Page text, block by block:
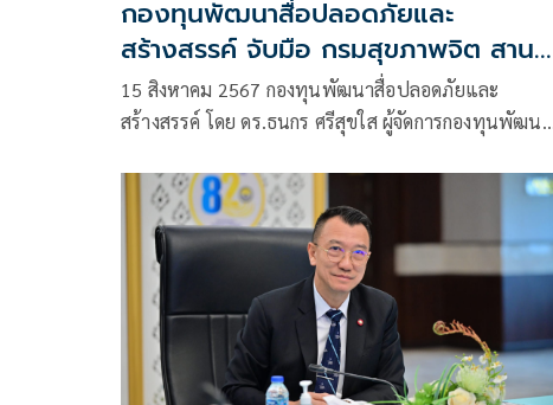
กองทุนพัฒนาสื่อปลอดภัยและ
สร้างสรรค์ จับมือ กรมสุขภาพจิต สาน
พลัง สร้างสรรค์สื่อ เพื่อส่งเสริมสุขภาพ
จิตสู่สังคม
15 สิงหาคม 2567 กองทุนพัฒนาสื่อปลอดภัยและ
สร้างสรรค์ โดย ดร.ธนกร ศรีสุขใส ผู้จัดการกองทุนพัฒนา
นายแพทย์พงศ์เกษม ไข่มุกด์ อธิบดีกรมสุขภาพจิต โดยมี
ผู้บริหาร ดร.ชำนาญ งามมณีอุดม